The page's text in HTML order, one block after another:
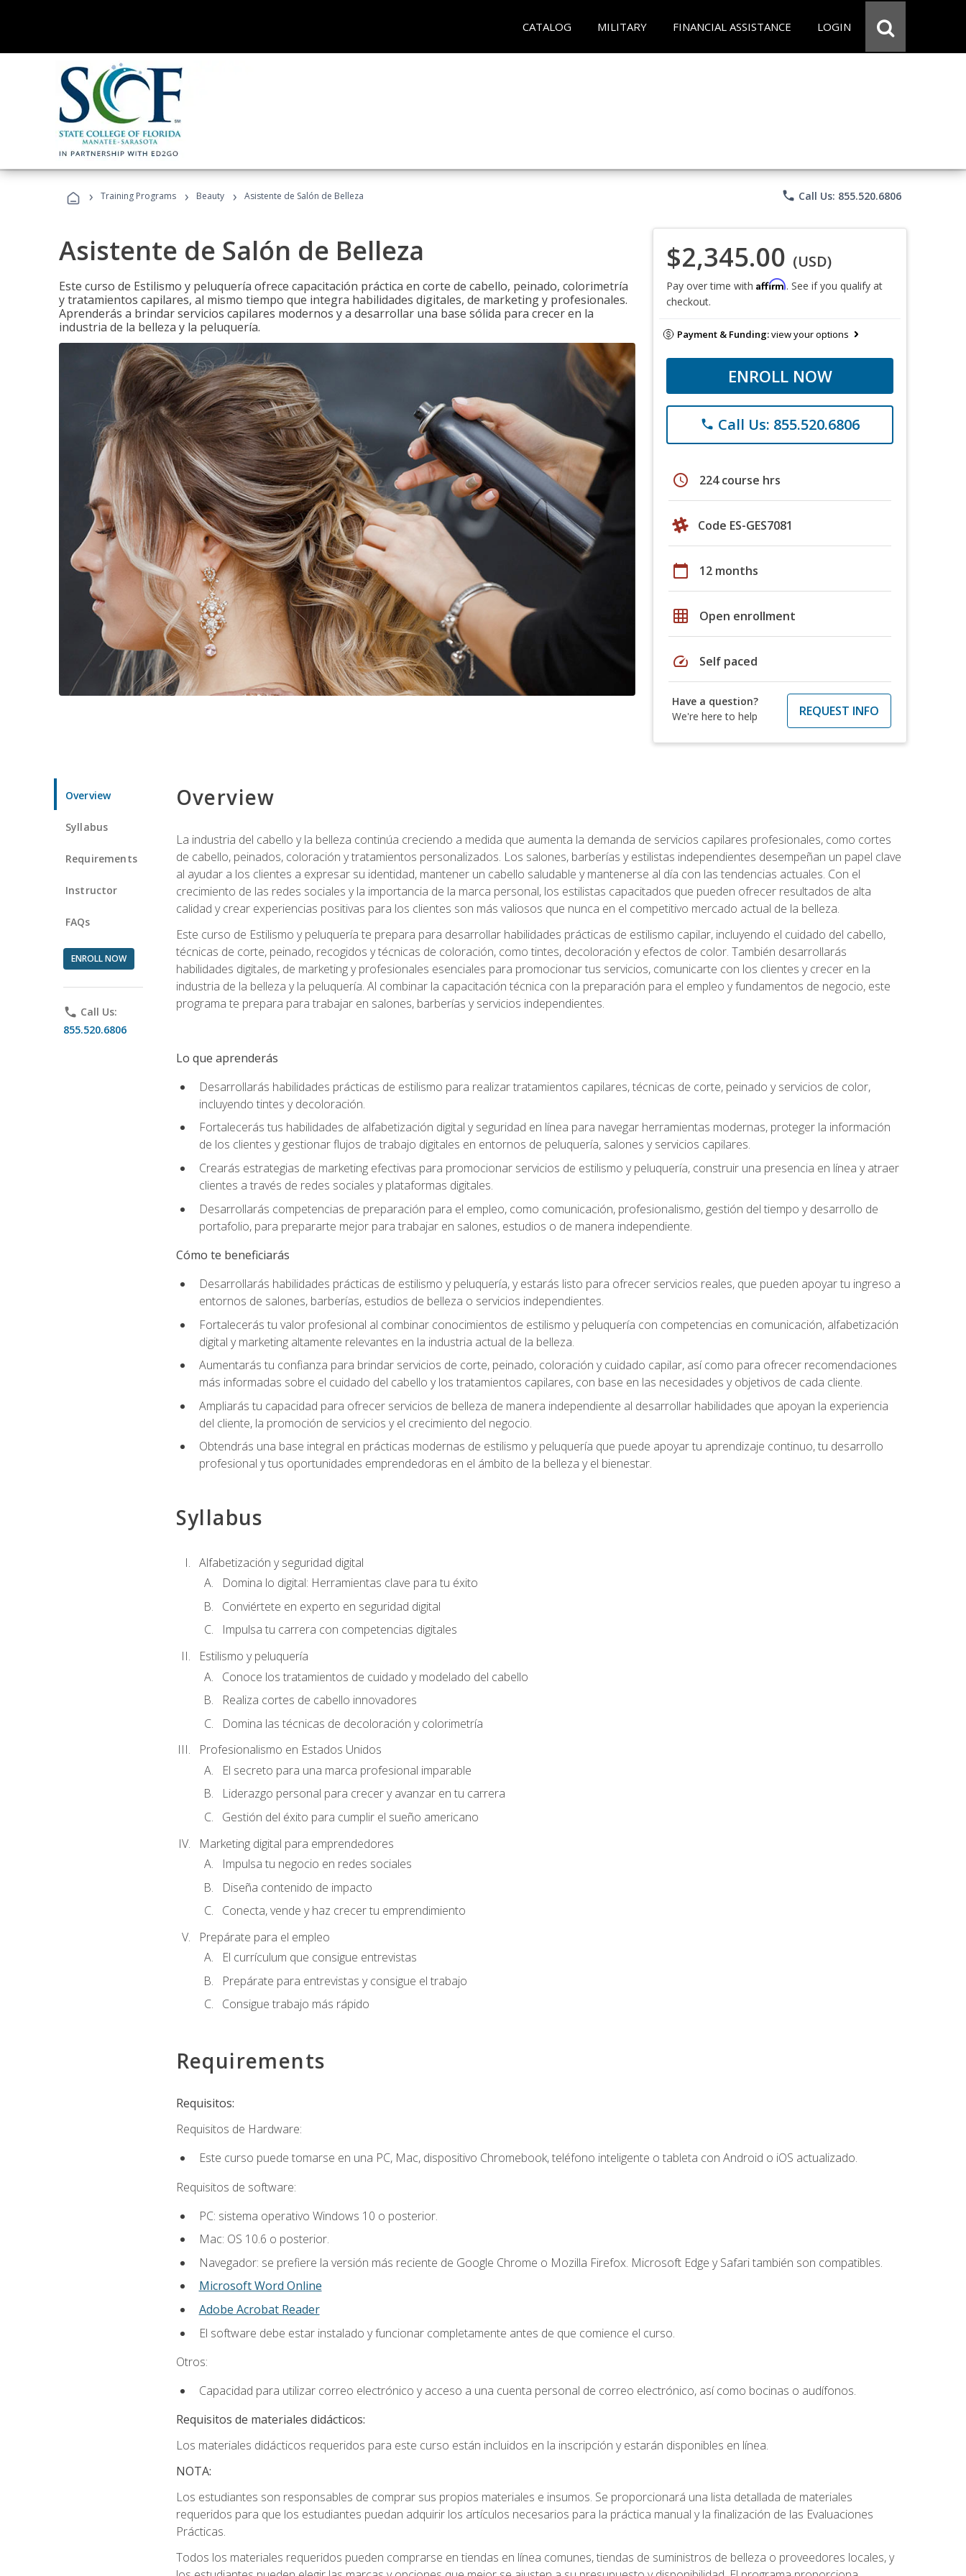
CATALOG MILITARY FINANCIAL ASSISTANCE LOGIN
› Training Programs › Beauty › Asistente de Salón de Belleza phone Call Us: 855.520.6806
Asistente de Salón de Belleza
Este curso de Estilismo y peluquería ofrece capacitación práctica en corte de cabello, peinado, colorimetría
y tratamientos capilares, al mismo tiempo que integra habilidades digitales, de marketing y profesionales.
Aprenderás a brindar servicios capilares modernos y a desarrollar una base sólida para crecer en la
industria de la belleza y la peluquería.
$2,345.00 (USD)
Pay over time with Affirm. See if you qualify at
checkout.
Payment & Funding:view your options
ENROLL NOW
phone Call Us: 855.520.6806
schedule 224 course hrs
Code ES-GES7081
calendar_today 12 months
grid_on Open enrollment
speed Self paced
Have a question?
We're here to help
REQUEST INFO
Overview
Syllabus
Requirements
Instructor
FAQs
ENROLL NOW
phone Call Us:
855.520.6806
Overview
La industria del cabello y la belleza continúa creciendo a medida que aumenta la demanda de servicios capilares profesionales, como cortes
de cabello, peinados, coloración y tratamientos personalizados. Los salones, barberías y estilistas independientes desempeñan un papel clave
al ayudar a los clientes a expresar su identidad, mantener un cabello saludable y mantenerse al día con las tendencias actuales. Con el
crecimiento de las redes sociales y la importancia de la marca personal, los estilistas capacitados que pueden ofrecer resultados de alta
calidad y crear experiencias positivas para los clientes son más valiosos que nunca en el competitivo mercado actual de la belleza.
Este curso de Estilismo y peluquería te prepara para desarrollar habilidades prácticas de estilismo capilar, incluyendo el cuidado del cabello,
técnicas de corte, peinado, recogidos y técnicas de coloración, como tintes, decoloración y efectos de color. También desarrollarás
habilidades digitales, de marketing y profesionales esenciales para promocionar tus servicios, comunicarte con los clientes y crecer en la
industria de la belleza y la peluquería. Al combinar la capacitación técnica con la preparación para el empleo y fundamentos de negocio, este
programa te prepara para trabajar en salones, barberías y servicios independientes.
Lo que aprenderás
Desarrollarás habilidades prácticas de estilismo para realizar tratamientos capilares, técnicas de corte, peinado y servicios de color,
incluyendo tintes y decoloración.
Fortalecerás tus habilidades de alfabetización digital y seguridad en línea para navegar herramientas modernas, proteger la información
de los clientes y gestionar flujos de trabajo digitales en entornos de peluquería, salones y servicios capilares.
Crearás estrategias de marketing efectivas para promocionar servicios de estilismo y peluquería, construir una presencia en línea y atraer
clientes a través de redes sociales y plataformas digitales.
Desarrollarás competencias de preparación para el empleo, como comunicación, profesionalismo, gestión del tiempo y desarrollo de
portafolio, para prepararte mejor para trabajar en salones, estudios o de manera independiente.
Cómo te beneficiarás
Desarrollarás habilidades prácticas de estilismo y peluquería, y estarás listo para ofrecer servicios reales, que pueden apoyar tu ingreso a
entornos de salones, barberías, estudios de belleza o servicios independientes.
Fortalecerás tu valor profesional al combinar conocimientos de estilismo y peluquería con competencias en comunicación, alfabetización
digital y marketing altamente relevantes en la industria actual de la belleza.
Aumentarás tu confianza para brindar servicios de corte, peinado, coloración y cuidado capilar, así como para ofrecer recomendaciones
más informadas sobre el cuidado del cabello y los tratamientos capilares, con base en las necesidades y objetivos de cada cliente.
Ampliarás tu capacidad para ofrecer servicios de belleza de manera independiente al desarrollar habilidades que apoyan la experiencia
del cliente, la promoción de servicios y el crecimiento del negocio.
Obtendrás una base integral en prácticas modernas de estilismo y peluquería que puede apoyar tu aprendizaje continuo, tu desarrollo
profesional y tus oportunidades emprendedoras en el ámbito de la belleza y el bienestar.
Syllabus
Alfabetización y seguridad digital
Domina lo digital: Herramientas clave para tu éxito
Conviértete en experto en seguridad digital
Impulsa tu carrera con competencias digitales
Estilismo y peluquería
Conoce los tratamientos de cuidado y modelado del cabello
Realiza cortes de cabello innovadores
Domina las técnicas de decoloración y colorimetría
Profesionalismo en Estados Unidos
El secreto para una marca profesional imparable
Liderazgo personal para crecer y avanzar en tu carrera
Gestión del éxito para cumplir el sueño americano
Marketing digital para emprendedores
Impulsa tu negocio en redes sociales
Diseña contenido de impacto
Conecta, vende y haz crecer tu emprendimiento
Prepárate para el empleo
El currículum que consigue entrevistas
Prepárate para entrevistas y consigue el trabajo
Consigue trabajo más rápido
Requirements
Requisitos:
Requisitos de Hardware:
Este curso puede tomarse en una PC, Mac, dispositivo Chromebook, teléfono inteligente o tableta con Android o iOS actualizado.
Requisitos de software:
PC: sistema operativo Windows 10 o posterior.
Mac: OS 10.6 o posterior.
Navegador: se prefiere la versión más reciente de Google Chrome o Mozilla Firefox. Microsoft Edge y Safari también son compatibles.
Microsoft Word Online
Adobe Acrobat Reader
El software debe estar instalado y funcionar completamente antes de que comience el curso.
Otros:
Capacidad para utilizar correo electrónico y acceso a una cuenta personal de correo electrónico, así como bocinas o audífonos.
Requisitos de materiales didácticos:
Los materiales didácticos requeridos para este curso están incluidos en la inscripción y estarán disponibles en línea.
NOTA:
Los estudiantes son responsables de comprar sus propios materiales e insumos. Se proporcionará una lista detallada de materiales
requeridos para que los estudiantes puedan adquirir los artículos necesarios para la práctica manual y la finalización de las Evaluaciones
Prácticas.
Todos los materiales requeridos pueden comprarse en tiendas en línea comunes, tiendas de suministros de belleza o proveedores locales, y